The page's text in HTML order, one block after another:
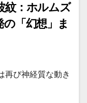
紋：ホルムズ
「幻想」ま
再び神経質な動き